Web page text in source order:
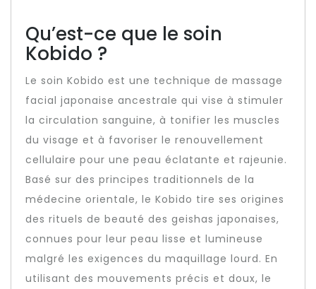
Qu’est-ce que le soin
Kobido ?
Le soin Kobido est une technique de massage
facial japonaise ancestrale qui vise à stimuler
la circulation sanguine, à tonifier les muscles
du visage et à favoriser le renouvellement
cellulaire pour une peau éclatante et rajeunie.
Basé sur des principes traditionnels de la
médecine orientale, le Kobido tire ses origines
des rituels de beauté des geishas japonaises,
connues pour leur peau lisse et lumineuse
malgré les exigences du maquillage lourd. En
utilisant des mouvements précis et doux, le